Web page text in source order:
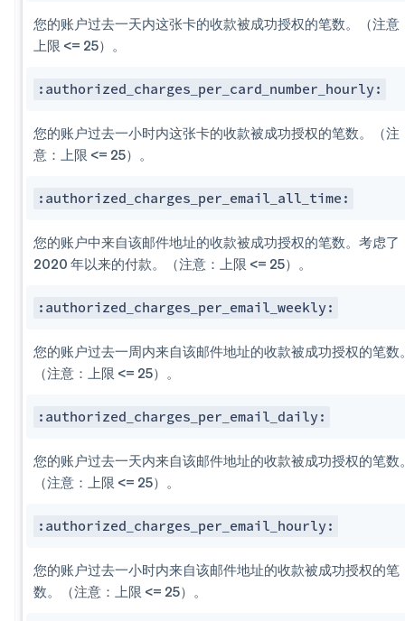
您的账户过去一天内这张卡的收款被成功授权的笔数。（注意
上限 <= 25）。
:authorized_charges_per​_card_number_hourly:
您的账户过去一小时内这张卡的收款被成功授权的笔数。（注
意：上限 <= 25）。
:authorized_charges_per​_email_all_time:
您的账户中来自该邮件地址的收款被成功授权的笔数。考虑了
2020 年以来的付款。（注意：上限 <= 25）。
:authorized_charges_per​_email_weekly:
您的账户过去一周内来自该邮件地址的收款被成功授权的笔数
（注意：上限 <= 25）。
:authorized_charges_per​_email_daily:
您的账户过去一天内来自该邮件地址的收款被成功授权的笔数
（注意：上限 <= 25）。
:authorized_charges_per​_email_hourly:
您的账户过去一小时内来自该邮件地址的收款被成功授权的笔
数。（注意：上限 <= 25）。